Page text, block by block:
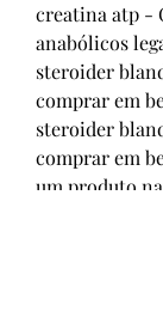
creatina atp -
anabólicos
steroider
comprar em
steroider
comprar em
um produto